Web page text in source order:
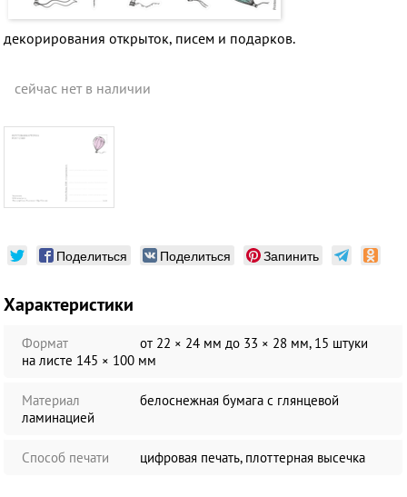
декорирования открыток, писем и подарков.
сейчас нет в наличии
Поделиться Поделиться Запинить
Характеристики
Формат
от 22 × 24 мм до 33 × 28 мм, 15 штуки
на листе 145 × 100 мм
Материал
белоснежная бумага c глянцевой
ламинацией
Способ печати цифровая печать, плоттерная высечка